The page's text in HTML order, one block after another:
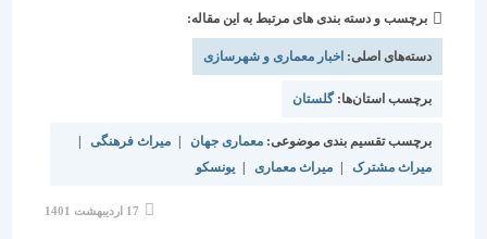
برچسب و دسته بندی های مرتبط به این مقاله:
دسته‌های اصلی:اخبار معماری و شهرسازی
برچسب استان‌ها:گلستان
برچسب تقسیم بندی موضوعی:معماری جهان | میراث فرهنگی |
میراث مشترک
| میراث معماری | یونسکو